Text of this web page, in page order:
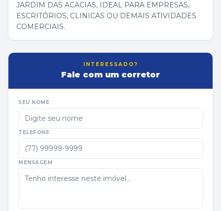
JARDIM DAS ACACIAS, IDEAL PARA EMPRESAS,
ESCRITÓRIOS, CLINICAS OU DEMAIS ATIVIDADES
COMERCIAIS.
INTERESSADO?
Fale com um corretor
SEU NOME
TELEFONE
MENSAGEM